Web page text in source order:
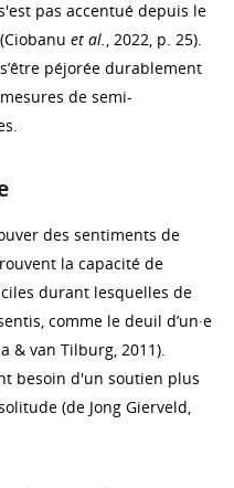
pas accentué depuis le
et al., 2022, p. 25).
péjorée durablement
de semi-
des sentiments de
la capacité de
durant lesquelles de
comme le deuil d’un·e
& van Tilburg, 2011).
besoin d'un soutien plus
(de Jong Gierveld,